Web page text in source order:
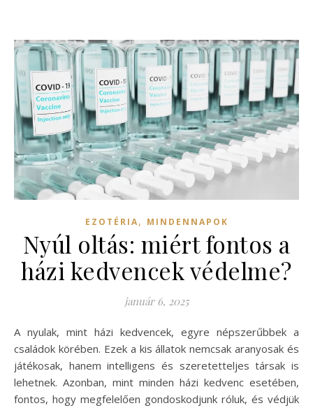
EZOTÉRIA, MINDENNAPOK
Nyúl oltás: miért fontos a
házi kedvencek védelme?
január 6, 2025
A nyulak, mint házi kedvencek, egyre népszerűbbek a
családok körében. Ezek a kis állatok nemcsak aranyosak és
játékosak, hanem intelligens és szeretetteljes társak is
lehetnek. Azonban, mint minden házi kedvenc esetében,
fontos, hogy megfelelően gondoskodjunk róluk, és védjük